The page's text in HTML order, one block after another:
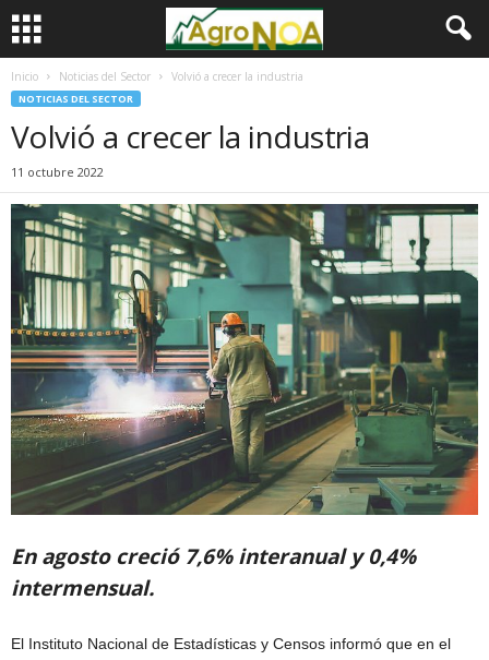
Inicio Noticias del Sector Volvió a crecer la industria
NOTICIAS DEL SECTOR
Volvió a crecer la industria
11 octubre 2022
En agosto creció 7,6% interanual y 0,4%
intermensual.
El Instituto Nacional de Estadísticas y Censos informó que en el